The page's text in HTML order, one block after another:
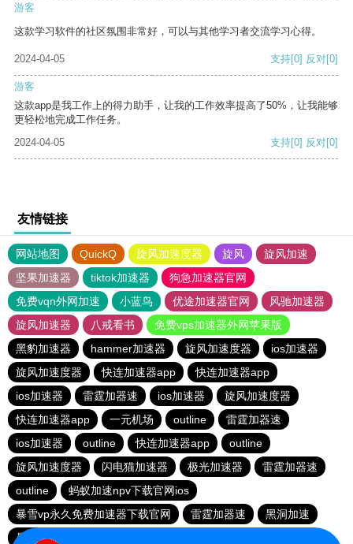
游客
这款学习软件的社区氛围非常好，可以与其他学习者交流学习心得。
2024-04-05 支持[0] 反对[0]
游客
这款app是我工作上的得力助手，让我的工作效率提高了50%，让我能够
更轻松地完成工作任务。
2024-04-05
支持[0] 反对[0]
友情链接
网站地图 QuickQ 旋风加速度器 旋风
旋风加速
坚果加速器
tiktok加速器
狗急加速器官网
免费vqn外网加速
小蓝鸟 优途加速器官网
风驰加速器
旋风加速器
八戒看书
免费vps加速器外网苹果版
黑豹加速器
hammer加速器 旋风加速度器
ios加速器
旋风加速度器
快连加速器app
快连加速器app
ios加速器
雷霆加器速 ios加速器
旋风加速度器
快连加速器app
一元机场 outline
雷霆加器速
ios加速器
outline 快连加速器app
outline
旋风加速度器
闪电猫加速器 极光加速器
雷霆加器速
outline
蚂蚁加速npv下载官网ios
暴雪vp永久免费加速器下载官网
雷霆加器速
黑洞加速
暴雪vp永久免费加速器下载官网